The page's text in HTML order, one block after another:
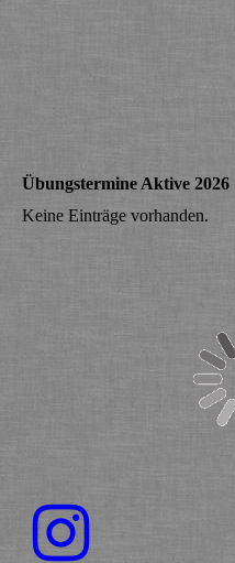
Übungstermine Aktive 2026
Keine Einträge vorhanden.